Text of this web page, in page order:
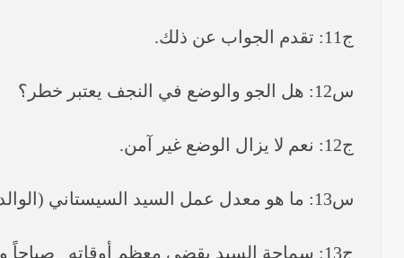
ج11: تقدم الجواب عن ذلك.
س12: هل الجو والوضع في النجف يعتبر خطر؟
ج12: نعم لا يزال الوضع غير آمن.
س13: ما هو معدل عمل السيد السيستاني (الوالد) أو السيد محمد رضا السيستاني أعني جدول الأعمال اليومية وكيفية آلية العمل بالنسبة لسماحتكم؟
ج13: سماحة السيد يقضي معظم أوقاته_ صباحاً